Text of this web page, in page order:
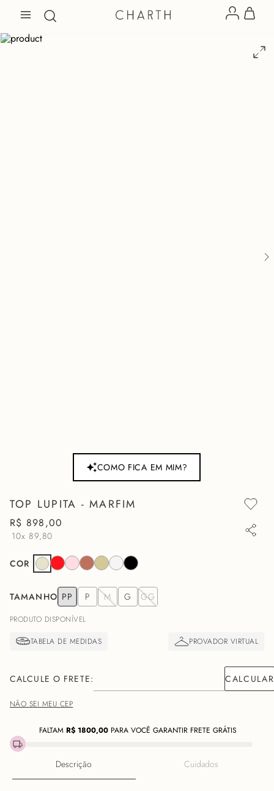
COMO FICA EM MIM?
TOP LUPITA - MARFIM
R$ 898,00
10x 89,80
COR
TAMANHO PP P M G GG
PRODUTO DISPONÍVEL
NÃO SEI MEU CEP
FALTAMR$ 1800,00 PARA VOCÊ GARANTIR FRETE GRÁTIS
Descrição Cuidados